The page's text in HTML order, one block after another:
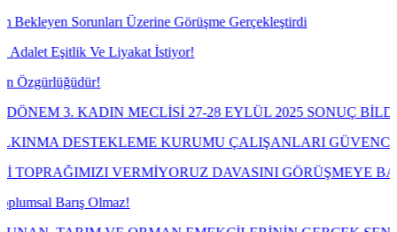
Üzerine Görüşme Gerçekleştirdi
Ve Liyakat İstiyor!
MECLİSİ 27-28 EYLÜL 2025 SONUÇ BİLDİRGESİ
KURUMU ÇALIŞANLARI GÜVENCESİZLİĞE
VERMİYORUZ DAVASINI GÖRÜŞMEYE BAŞLIYOR
Olmaz!